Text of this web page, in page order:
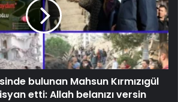
bulunan Mahsun Kırmızıgül
etti: Allah belanızı versin